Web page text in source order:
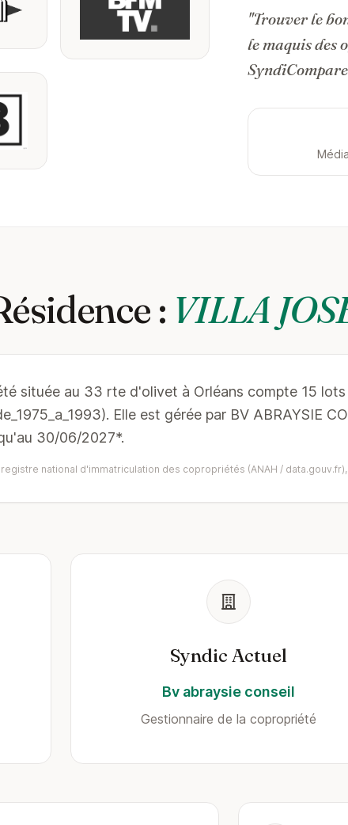
"Trouver le
le maquis des
: VILLA
située au 33 rte d'olivet à Orléans compte 15
Elle est gérée par BV ABRAYSIE
30/06/2027*.
national d'immatriculation des copropriétés (ANAH /
Syndic Actuel
Bv abraysie conseil
Gestionnaire de la copropriété